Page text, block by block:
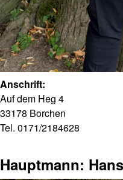
Anschrift:
Auf dem Heg 4
33178 Borchen
Tel. 0171/2184628
Hauptmann: